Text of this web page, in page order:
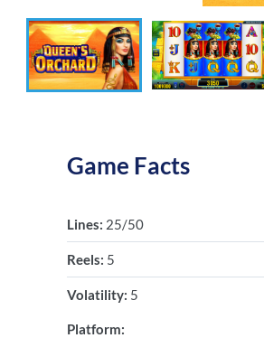
Game Facts
Lines: 25/50
Reels: 5
Volatility: 5
Platform: